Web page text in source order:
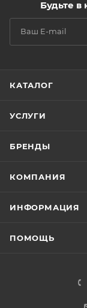
Будьте
КАТАЛОГ
УСЛУГИ
БРЕНДЫ
КОМПАНИЯ
ИНФОРМАЦИЯ
ПОМОЩЬ